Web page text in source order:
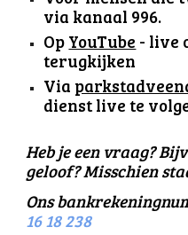
via kanaal 996.
Op YouTube - live
terugkijken
Via
dienst live te
Heb jeeen vraag?
geloof? Misschien
Ons
16 18 238